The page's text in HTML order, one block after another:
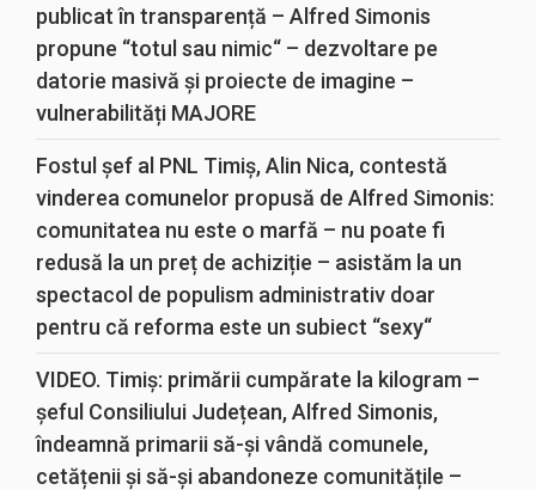
publicat în transparență – Alfred Simonis
propune “totul sau nimic“ – dezvoltare pe
datorie masivă și proiecte de imagine –
vulnerabilități MAJORE
Fostul șef al PNL Timiș, Alin Nica, contestă
vinderea comunelor propusă de Alfred Simonis:
comunitatea nu este o marfă – nu poate fi
redusă la un preț de achiziție – asistăm la un
spectacol de populism administrativ doar
pentru că reforma este un subiect “sexy“
VIDEO. Timiș: primării cumpărate la kilogram –
șeful Consiliului Județean, Alfred Simonis,
îndeamnă primarii să-și vândă comunele,
cetățenii și să-și abandoneze comunitățile –